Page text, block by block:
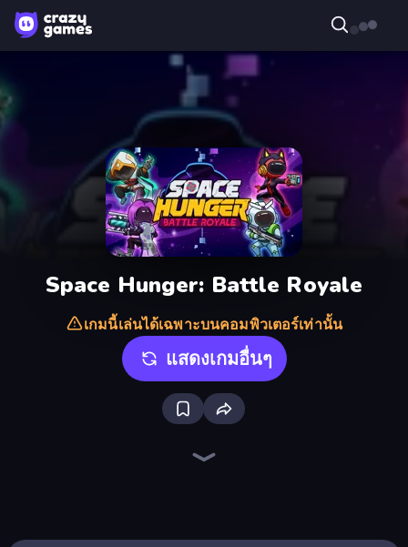
Space Hunger: Battle Royale
เกมนี้เล่นได้เฉพาะบนคอมพิวเตอร์เท่านั้น
แสดงเกมอื่นๆ